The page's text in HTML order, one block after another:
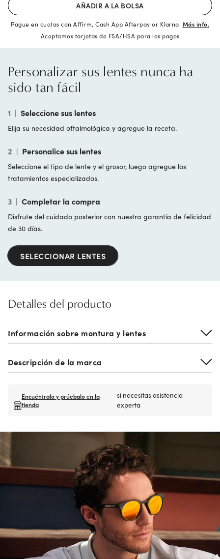
AÑADIR A LA BOLSA
Pague en cuotas con Affirm, Cash App Afterpay or Klarna Más info.
Aceptamos tarjetas de FSA/HSA para los pagos
Personalizar sus lentes nunca ha
sido tan fácil
1 | Seleccione sus lentes
Elija su necesidad oftalmológica y agregue la receta.
2 | Personalice sus lentes
Seleccione el tipo de lente y el grosor, luego agregue los
tratamientos especializados.
3 | Completar la compra
Disfrute del cuidado posterior con nuestra garantía de felicidad
de 30 días.
SELECCIONAR LENTES
Detalles del producto
Información sobre montura y lentes
Descripción de la marca
Encuéntralo y prúebalo en la
tienda
si necesitas asistencia
experta